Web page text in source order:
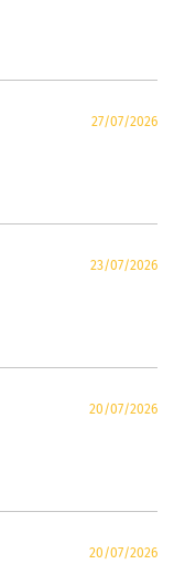
27/07/2026
23/07/2026
20/07/2026
20/07/2026